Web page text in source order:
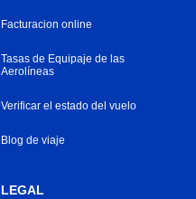
Facturacion online
Tasas de Equipaje de las
Aerolíneas
Verificar el estado del vuelo
Blog de viaje
LEGAL